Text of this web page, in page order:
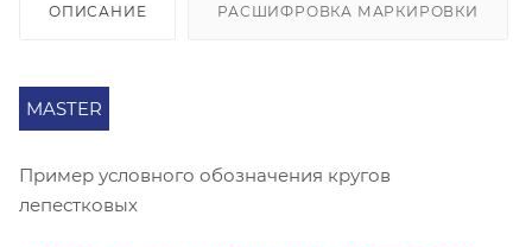
ОПИСАНИЕ РАСШИФРОВКА МАРКИРОВКИ
MASTER
Пример условного обозначения кругов
лепестковых